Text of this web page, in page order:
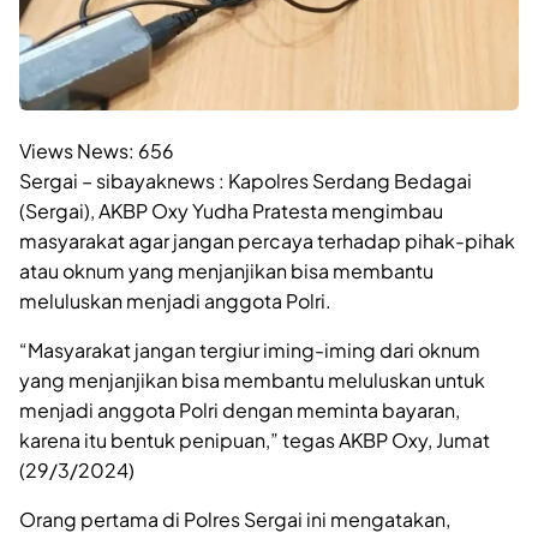
Views News: 656
Sergai – sibayaknews : Kapolres Serdang Bedagai
(Sergai), AKBP Oxy Yudha Pratesta mengimbau
masyarakat agar jangan percaya terhadap pihak-pihak
atau oknum yang menjanjikan bisa membantu
meluluskan menjadi anggota Polri.
“Masyarakat jangan tergiur iming-iming dari oknum
yang menjanjikan bisa membantu meluluskan untuk
menjadi anggota Polri dengan meminta bayaran,
karena itu bentuk penipuan,” tegas AKBP Oxy, Jumat
(29/3/2024)
Orang pertama di Polres Sergai ini mengatakan,